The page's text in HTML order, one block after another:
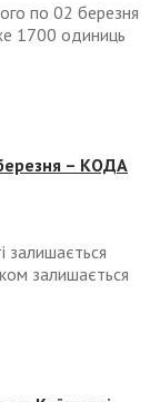
по 02 березня
1700 одиниць
– КОДА
залишається
залишається